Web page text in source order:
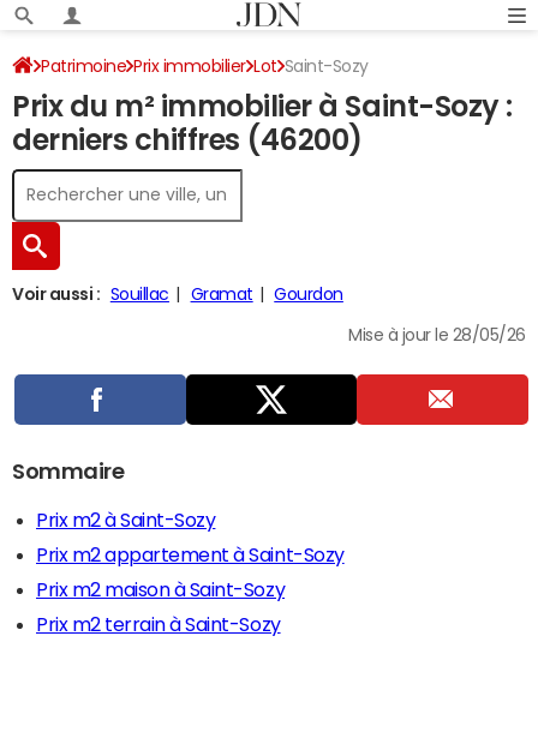
Patrimoine Prix immobilier Lot Saint-Sozy
Prix du m² immobilier à Saint-Sozy :
derniers chiffres (46200)
Voir aussi : Souillac Gramat Gourdon
Mise à jour le 28/05/26
Sommaire
Prix m2 à Saint-Sozy
Prix m2 appartement à Saint-Sozy
Prix m2 maison à Saint-Sozy
Prix m2 terrain à Saint-Sozy